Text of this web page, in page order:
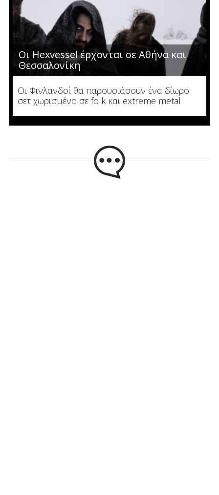
Οι Hexvessel έρχονται σε Αθήνα και
Θεσσαλονίκη
Οι Φινλανδοί θα παρουσιάσουν ένα δίωρο
σετ χωρισμένο σε folk και extreme metal